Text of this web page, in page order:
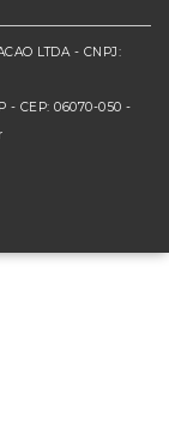
LTDA - CNPJ:
- CEP: 06070-050 -